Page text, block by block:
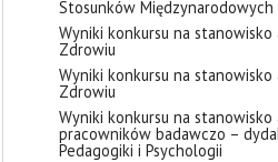
Stosunków
Wyniki konkursu na
Zdrowiu
Wyniki konkursu na
Zdrowiu
Wyniki konkursu na
pracowników badawczo –
Pedagogiki i Psychologii